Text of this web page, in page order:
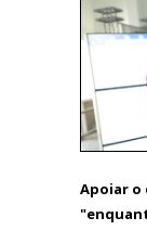
Apoiar o